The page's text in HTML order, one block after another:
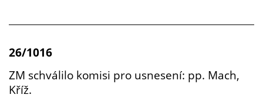
26/1016
ZM schválilo komisi pro usnesení: pp. Mach,
Kříž.